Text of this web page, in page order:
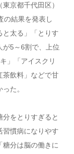
京都千代田区）
の結果を発表し
と太る」「とりす
が5～6割で、上位
」「アイスクリ
茶飲料」などで甘
た。
をとりすぎると
習慣病になりやす
分は脳の働きに